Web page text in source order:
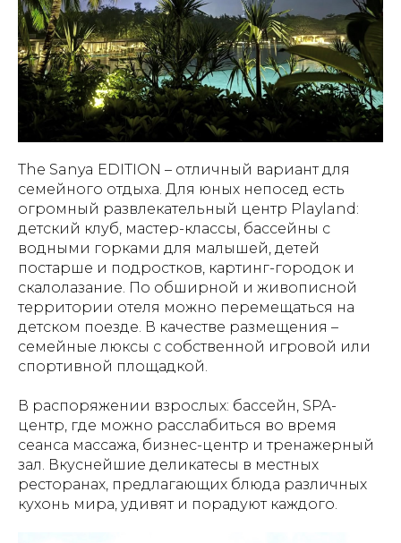
The Sanya EDITION – отличный вариант для
семейного отдыха. Для юных непосед есть
огромный развлекательный центр Playland:
детский клуб, мастер-классы, бассейны с
водными горками для малышей, детей
постарше и подростков, картинг-городок и
скалолазание. По обширной и живописной
территории отеля можно перемещаться на
детском поезде. В качестве размещения –
семейные люксы с собственной игровой или
спортивной площадкой.
В распоряжении взрослых: бассейн, SPA-
центр, где можно расслабиться во время
сеанса массажа, бизнес-центр и тренажерный
зал. Вкуснейшие деликатесы в местных
ресторанах, предлагающих блюда различных
кухонь мира, удивят и порадуют каждого.